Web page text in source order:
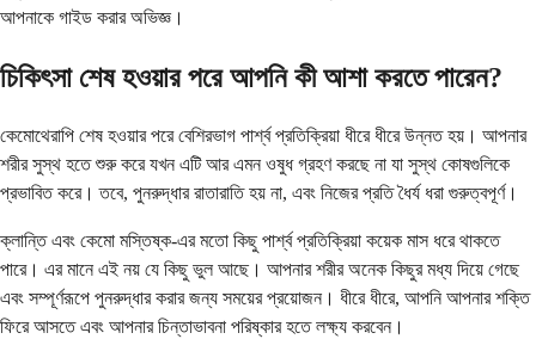
আপনাকে গাইড করার অভিজ্ঞ।
চিকিৎসা শেষ হওয়ার পরে আপনি কী আশা করতে পারেন?
কেমোথেরাপি শেষ হওয়ার পরে বেশিরভাগ পার্শ্ব প্রতিক্রিয়া ধীরে ধীরে উন্নত হয়। আপনার
শরীর সুস্থ হতে শুরু করে যখন এটি আর এমন ওষুধ গ্রহণ করছে না যা সুস্থ কোষগুলিকে
প্রভাবিত করে। তবে, পুনরুদ্ধার রাতারাতি হয় না, এবং নিজের প্রতি ধৈর্য ধরা গুরুত্বপূর্ণ।
ক্লান্তি এবং কেমো মস্তিষ্ক-এর মতো কিছু পার্শ্ব প্রতিক্রিয়া কয়েক মাস ধরে থাকতে
পারে। এর মানে এই নয় যে কিছু ভুল আছে। আপনার শরীর অনেক কিছুর মধ্য দিয়ে গেছে
এবং সম্পূর্ণরূপে পুনরুদ্ধার করার জন্য সময়ের প্রয়োজন। ধীরে ধীরে, আপনি আপনার শক্তি
ফিরে আসতে এবং আপনার চিন্তাভাবনা পরিষ্কার হতে লক্ষ্য করবেন।